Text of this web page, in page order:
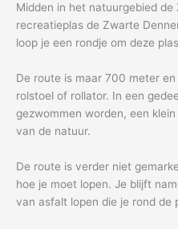
Midden in het natuurgebied de
recreatieplas de Zwarte
loop je een rondje om deze
De route is maar 700 meter
rolstoel of rollator. In een
gezwommen worden, een
van de natuur.
De route is verder niet
hoe je moet lopen. Je blijft
van asfalt lopen die je rond de